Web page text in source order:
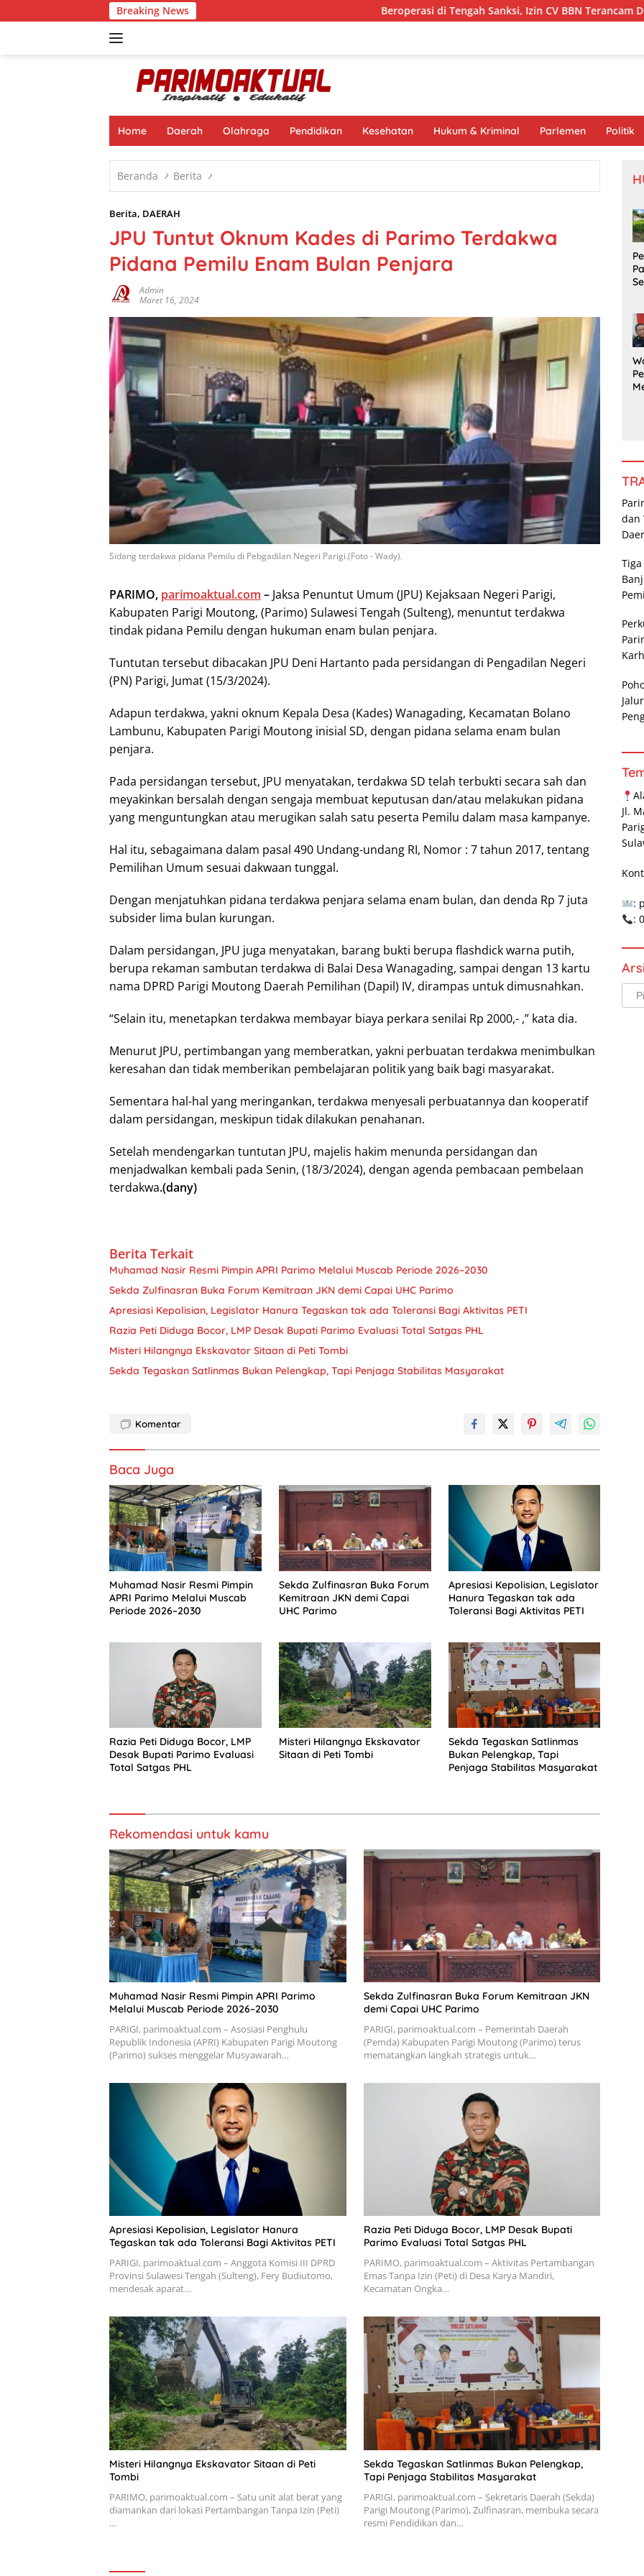
ke
Breaking News Beroperasi di Tengah Sanksi, Izin CV BBN Terancam Dicabut
Home Daerah Olahraga Pendidikan Kesehatan Hukum & Kriminal Parlemen Politik
Beranda Berita
Berita, DAERAH
JPU Tuntut Oknum Kades di Parimo Terdakwa
Pidana Pemilu Enam Bulan Penjara
Admin
Maret 16, 2024
Sidang terdakwa pidana Pemilu di Pebgadilan Negeri Parigi.(Foto - Wady).
PARIMO, parimoaktual.com – Jaksa Penuntut Umum (JPU) Kejaksaan Negeri Parigi,
Kabupaten Parigi Moutong, (Parimo) Sulawesi Tengah (Sulteng), menuntut terdakwa
tindak pidana Pemilu dengan hukuman enam bulan penjara.
Tuntutan tersebut dibacakan JPU Deni Hartanto pada persidangan di Pengadilan Negeri
(PN) Parigi, Jumat (15/3/2024).
Adapun terdakwa, yakni oknum Kepala Desa (Kades) Wanagading, Kecamatan Bolano
Lambunu, Kabupaten Parigi Moutong inisial SD, dengan pidana selama enam bulan
penjara.
Pada persidangan tersebut, JPU menyatakan, terdakwa SD telah terbukti secara sah dan
meyakinkan bersalah dengan sengaja membuat keputusan dan/atau melakukan pidana
yang menguntungkan atau merugikan salah satu peserta Pemilu dalam masa kampanye.
Hal itu, sebagaimana dalam pasal 490 Undang-undang RI, Nomor : 7 tahun 2017, tentang
Pemilihan Umum sesuai dakwaan tunggal.
Dengan menjatuhkan pidana terdakwa penjara selama enam bulan, dan denda Rp 7 juta
subsider lima bulan kurungan.
Dalam persidangan, JPU juga menyatakan, barang bukti berupa flashdick warna putih,
berupa rekaman sambutan terdakwa di Balai Desa Wanagading, sampai dengan 13 kartu
nama DPRD Parigi Moutong Daerah Pemilihan (Dapil) IV, dirampas untuk dimusnahkan.
“Selain itu, menetapkan terdakwa membayar biaya perkara senilai Rp 2000,- ,” kata dia.
Menurut JPU, pertimbangan yang memberatkan, yakni perbuatan terdakwa menimbulkan
keresahan dan tidak memberikan pembelajaran politik yang baik bagi masyarakat.
Sementara hal-hal yang meringankan, terdakwa menyesali perbuatannya dan kooperatif
dalam persidangan, meskipun tidak dilakukan penahanan.
Setelah mendengarkan tuntutan JPU, majelis hakim menunda persidangan dan
menjadwalkan kembali pada Senin, (18/3/2024), dengan agenda pembacaan pembelaan
terdakwa.(dany)
Berita Terkait
Muhamad Nasir Resmi Pimpin APRI Parimo Melalui Muscab Periode 2026–2030
Sekda Zulfinasran Buka Forum Kemitraan JKN demi Capai UHC Parimo
Apresiasi Kepolisian, Legislator Hanura Tegaskan tak ada Toleransi Bagi Aktivitas PETI
Razia Peti Diduga Bocor, LMP Desak Bupati Parimo Evaluasi Total Satgas PHL
Misteri Hilangnya Ekskavator Sitaan di Peti Tombi
Sekda Tegaskan Satlinmas Bukan Pelengkap, Tapi Penjaga Stabilitas Masyarakat
Komentar
Baca Juga
Muhamad Nasir Resmi Pimpin
APRI Parimo Melalui Muscab
Periode 2026–2030
Sekda Zulfinasran Buka Forum
Kemitraan JKN demi Capai
UHC Parimo
Apresiasi Kepolisian, Legislator
Hanura Tegaskan tak ada
Toleransi Bagi Aktivitas PETI
Razia Peti Diduga Bocor, LMP
Desak Bupati Parimo Evaluasi
Total Satgas PHL
Misteri Hilangnya Ekskavator
Sitaan di Peti Tombi
Sekda Tegaskan Satlinmas
Bukan Pelengkap, Tapi
Penjaga Stabilitas Masyarakat
Rekomendasi untuk kamu
Muhamad Nasir Resmi Pimpin APRI Parimo
Melalui Muscab Periode 2026–2030
PARIGI, parimoaktual.com – Asosiasi Penghulu
Republik Indonesia (APRI) Kabupaten Parigi Moutong
(Parimo) sukses menggelar Musyawarah…
Sekda Zulfinasran Buka Forum Kemitraan JKN
demi Capai UHC Parimo
PARIGI, parimoaktual.com – Pemerintah Daerah
(Pemda) Kabupaten Parigi Moutong (Parimo) terus
mematangkan langkah strategis untuk…
Apresiasi Kepolisian, Legislator Hanura
Tegaskan tak ada Toleransi Bagi Aktivitas PETI
PARIGI, parimoaktual.com – Anggota Komisi III DPRD
Provinsi Sulawesi Tengah (Sulteng), Fery Budiutomo,
mendesak aparat…
Razia Peti Diduga Bocor, LMP Desak Bupati
Parimo Evaluasi Total Satgas PHL
PARIMO, parimoaktual.com – Aktivitas Pertambangan
Emas Tanpa Izin (Peti) di Desa Karya Mandiri,
Kecamatan Ongka…
Misteri Hilangnya Ekskavator Sitaan di Peti
Tombi
PARIMO, parimoaktual.com – Satu unit alat berat yang
diamankan dari lokasi Pertambangan Tanpa Izin (Peti)
…
Sekda Tegaskan Satlinmas Bukan Pelengkap,
Tapi Penjaga Stabilitas Masyarakat
PARIGI, parimoaktual.com – Sekretaris Daerah (Sekda)
Parigi Moutong (Parimo), Zulfinasran, membuka secara
resmi Pendidikan dan…
dan
Jl.
:
: